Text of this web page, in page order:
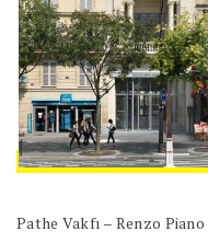
Pathe Vakfı – Renzo Piano